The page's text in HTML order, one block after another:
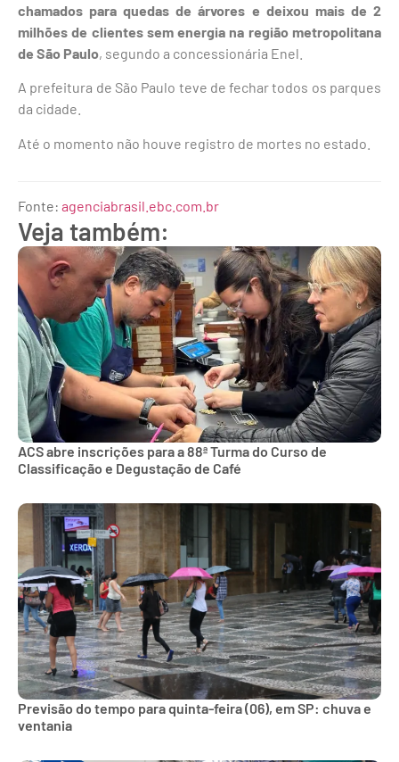
chamados para quedas de árvores e deixou mais de 2
milhões de clientes sem energia na região metropolitana
de São Paulo, segundo a concessionária Enel.
A prefeitura de São Paulo teve de fechar todos os parques
da cidade.
Até o momento não houve registro de mortes no estado.
Fonte: agenciabrasil.ebc.com.br
Veja também:
ACS abre inscrições para a 88ª Turma do Curso de
Classificação e Degustação de Café
Previsão do tempo para quinta-feira (06), em SP: chuva e
ventania